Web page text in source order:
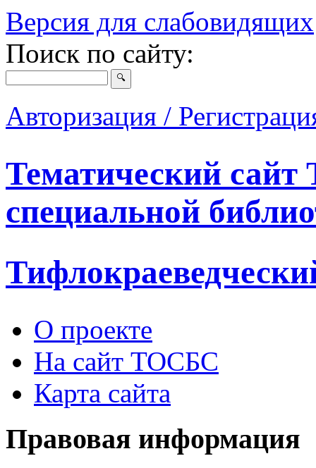
Версия для слабовидящих
Поиск по сайту:
Авторизация /
Тематический сайт
специальной
О проекте
На сайт ТОСБС
Карта сайта
Правовая информация